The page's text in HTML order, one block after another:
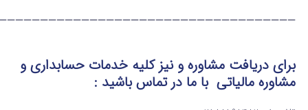
برای دریافت مشاوره و نیز کلیه خدمات حسابداری و
مشاوره مالیاتیبا ما در تماسباشید :